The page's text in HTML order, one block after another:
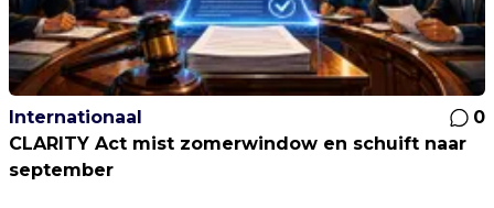
Internationaal
0
CLARITY Act mist zomerwindow en schuift naar
september